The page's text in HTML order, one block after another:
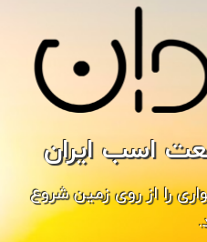
اسب ایران
را از روی زمین شروع